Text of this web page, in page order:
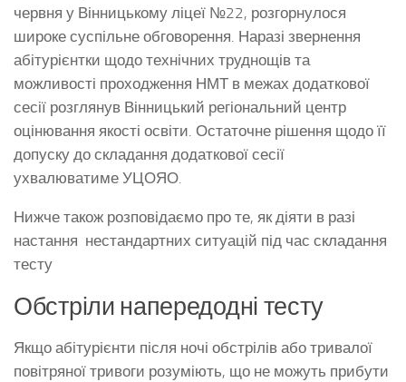
червня у Вінницькому ліцеї №22, розгорнулося
широке суспільне обговорення. Наразі звернення
абітурієнтки щодо технічних труднощів та
можливості проходження НМТ в межах додаткової
сесії розглянув Вінницький регіональний центр
оцінювання якості освіти. Остаточне рішення щодо її
допуску до складання додаткової сесії
ухвалюватиме УЦОЯО.
Нижче також розповідаємо про те, як діяти в разі
настання нестандартних ситуацій під час складання
тесту
Обстріли напередодні тесту
Якщо абітурієнти після ночі обстрілів або тривалої
повітряної тривоги розуміють, що не можуть прибути